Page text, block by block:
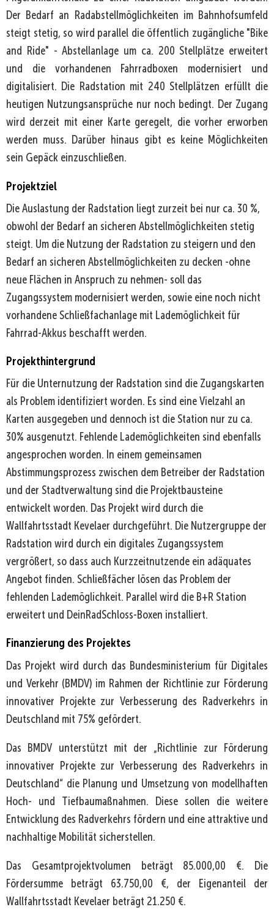
Der Bedarf an Radabstellmöglichkeiten im Bahnhofsumfeld
steigt stetig, so wird parallel die öffentlich zugängliche "Bike
and Ride" - Abstellanlage um ca. 200 Stellplätze erweitert
und die vorhandenen Fahrradboxen modernisiert und
digitalisiert. Die Radstation mit 240 Stellplätzen erfüllt die
heutigen Nutzungsansprüche nur noch bedingt. Der Zugang
wird derzeit mit einer Karte geregelt, die vorher erworben
werden muss. Darüber hinaus gibt es keine Möglichkeiten
sein Gepäck einzuschließen.
Projektziel
Die Auslastung der Radstation liegt zurzeit bei nur ca. 30 %,
obwohl der Bedarf an sicheren Abstellmöglichkeiten stetig
steigt. Um die Nutzung der Radstation zu steigern und den
Bedarf an sicheren Abstellmöglichkeiten zu decken -ohne
neue Flächen in Anspruch zu nehmen- soll das
Zugangssystem modernisiert werden, sowie eine noch nicht
vorhandene Schließfachanlage mit Lademöglichkeit für
Fahrrad-Akkus beschafft werden.
Projekthintergrund
Für die Unternutzung der Radstation sind die Zugangskarten
als Problem identifiziert worden. Es sind eine Vielzahl an
Karten ausgegeben und dennoch ist die Station nur zu ca.
30% ausgenutzt. Fehlende Lademöglichkeiten sind ebenfalls
angesprochen worden. In einem gemeinsamen
Abstimmungsprozess zwischen dem Betreiber der Radstation
und der Stadtverwaltung sind die Projektbausteine
entwickelt worden. Das Projekt wird durch die
Wallfahrtsstadt Kevelaer durchgeführt. Die Nutzergruppe der
Radstation wird durch ein digitales Zugangssystem
vergrößert, so dass auch Kurzzeitnutzende ein adäquates
Angebot finden. Schließfächer lösen das Problem der
fehlenden Lademöglichkeit. Parallel wird die B+R Station
erweitert und DeinRadSchloss-Boxen installiert.
Finanzierung des Projektes
Das Projekt wird durch das Bundesministerium für Digitales
und Verkehr (BMDV) im Rahmen der Richtlinie zur Förderung
innovativer Projekte zur Verbesserung des Radverkehrs in
Deutschland mit 75% gefördert.
Das BMDV unterstützt mit der „Richtlinie zur Förderung
innovativer Projekte zur Verbesserung des Radverkehrs in
Deutschland“ die Planung und Umsetzung von modellhaften
Hoch- und Tiefbaumaßnahmen. Diese sollen die weitere
Entwicklung des Radverkehrs fördern und eine attraktive und
nachhaltige Mobilität sicherstellen.
Das Gesamtprojektvolumen beträgt 85.000,00 €. Die
Fördersumme beträgt 63.750,00 €, der Eigenanteil der
Wallfahrtsstadt Kevelaer beträgt 21.250 €.